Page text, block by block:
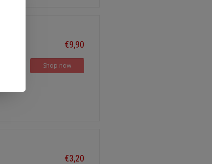
€9,90
Shop now
€3,20